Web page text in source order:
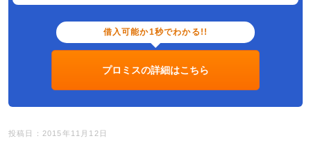
借入可能か1秒でわかる!!
プロミスの詳細はこちら
投稿日：2015年11月12日